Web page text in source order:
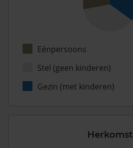
Eénpersoons
Stel (geen kinderen)
Gezin (met kinderen)
Herkomst